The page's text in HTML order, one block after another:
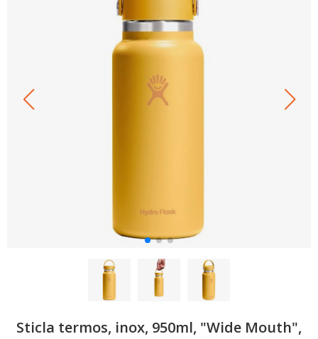
Sticla termos, inox, 950ml, "Wide Mouth",